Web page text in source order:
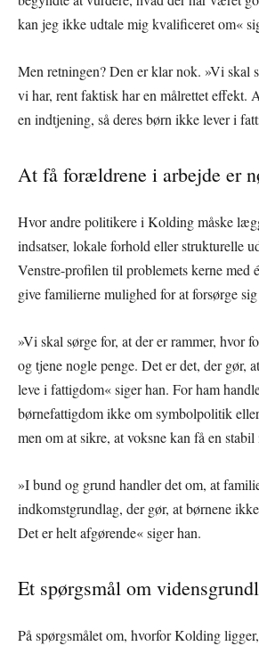
kan jeg ikke udtale mig kvalificeret om«
Men retningen? Den er klar nok. »Vi skal
vi har, rent faktisk har en målrettet effekt.
en indtjening, så deres børn ikke lever i
At få forældrene i arbejde er
Hvor andre politikere i Kolding måske
indsatser, lokale forhold eller strukturelle
Venstre-profilen til problemets kerne med
give familierne mulighed for at forsørge
»Vi skal sørge for, at der er rammer, hvor
og tjene nogle penge. Det er det, der gør,
leve i fattigdom« siger han. For ham
børnefattigdom ikke om symbolpolitik
men om at sikre, at voksne kan få en
»I bund og grund handler det om, at
indkomstgrundlag, der gør, at børnene
Det er helt afgørende« siger han.
Et spørgsmål om
På spørgsmålet om, hvorfor Kolding